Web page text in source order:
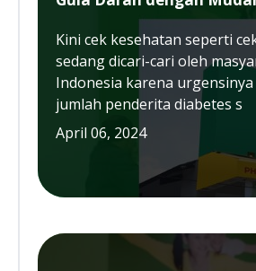
Kini cek kesehatan seperti
sedang dicari-cari oleh
Indonesia karena
jumlah penderita diabetes s
April 06, 2024